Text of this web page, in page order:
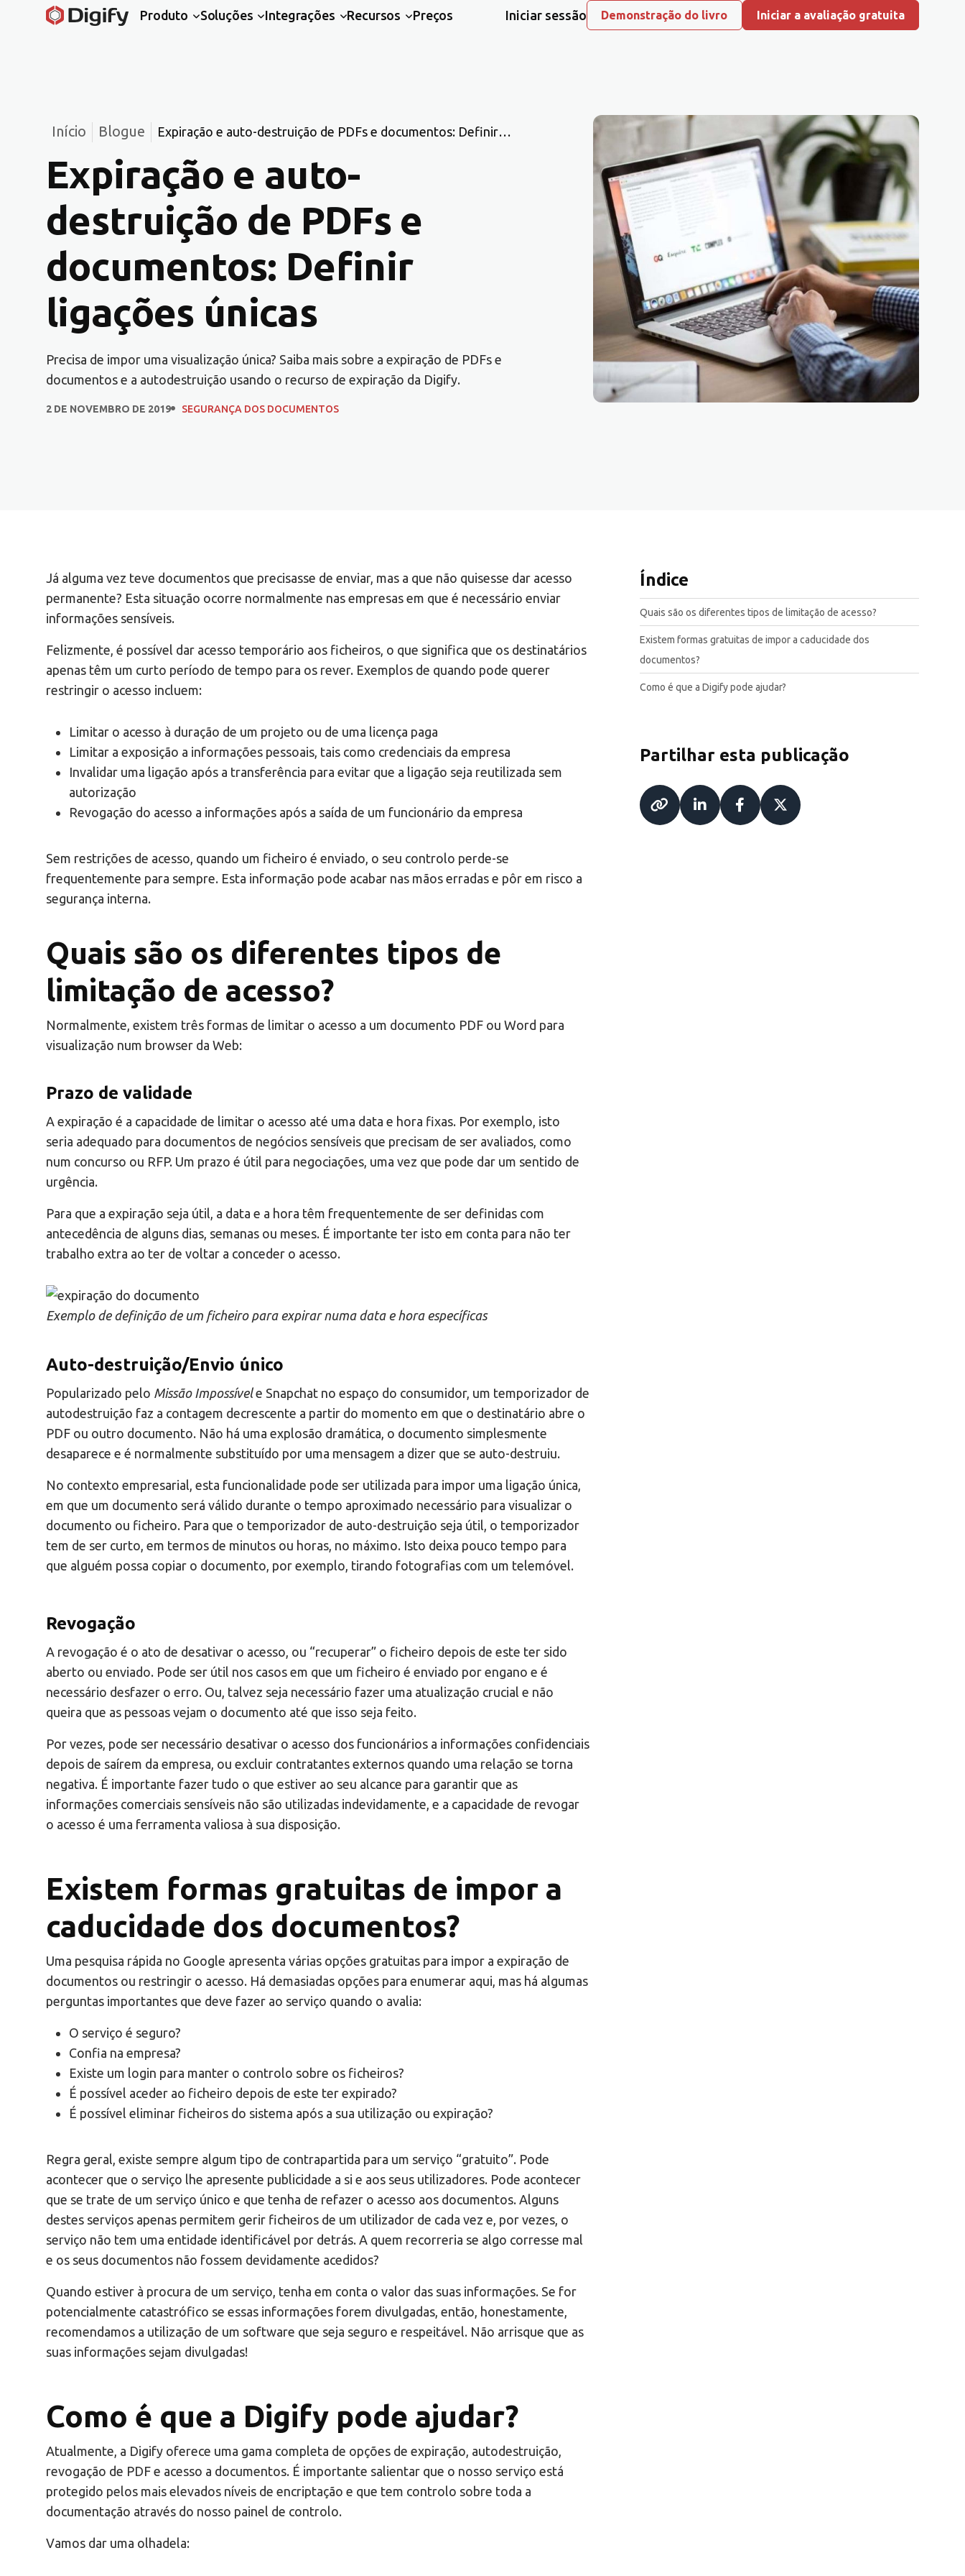
Produto Soluções Integrações Recursos Preços Iniciar sessão Demonstração do livro Iniciar a avaliação gratuita
Início Blogue
Expiração e auto-destruição de PDFs e documentos: Definir
Expiração e auto-
destruição de PDFs e
documentos: Definir
ligações únicas
Precisa de impor uma visualização única? Saiba mais sobre a expiração de PDFs e
documentos e a autodestruição usando o recurso de expiração da Digify.
2 DE NOVEMBRO DE 2019 SEGURANÇA DOS DOCUMENTOS
Já alguma vez teve documentos que precisasse de enviar, mas a que não quisesse dar acesso
permanente? Esta situação ocorre normalmente nas empresas em que é necessário enviar
informações sensíveis.
Felizmente, é possível dar acesso temporário aos ficheiros, o que significa que os destinatários
apenas têm um curto período de tempo para os rever. Exemplos de quando pode querer
restringir o acesso incluem:
Limitar o acesso à duração de um projeto ou de uma licença paga
Limitar a exposição a informações pessoais, tais como credenciais da empresa
Invalidar uma ligação após a transferência para evitar que a ligação seja reutilizada sem
autorização
Revogação do acesso a informações após a saída de um funcionário da empresa
Sem restrições de acesso, quando um ficheiro é enviado, o seu controlo perde-se
frequentemente para sempre. Esta informação pode acabar nas mãos erradas e pôr em risco a
segurança interna.
Quais são os diferentes tipos de
limitação de acesso?
Normalmente, existem três formas de limitar o acesso a um documento PDF ou Word para
visualização num browser da Web:
Prazo de validade
A expiração é a capacidade de limitar o acesso até uma data e hora fixas. Por exemplo, isto
seria adequado para documentos de negócios sensíveis que precisam de ser avaliados, como
num concurso ou RFP. Um prazo é útil para negociações, uma vez que pode dar um sentido de
urgência.
Para que a expiração seja útil, a data e a hora têm frequentemente de ser definidas com
antecedência de alguns dias, semanas ou meses. É importante ter isto em conta para não ter
trabalho extra ao ter de voltar a conceder o acesso.
Exemplo de definição de um ficheiro para expirar numa data e hora específicas
Auto-destruição/Envio único
Popularizado pelo Missão Impossívele Snapchat no espaço do consumidor, um temporizador de
autodestruição faz a contagem decrescente a partir do momento em que o destinatário abre o
PDF ou outro documento. Não há uma explosão dramática, o documento simplesmente
desaparece e é normalmente substituído por uma mensagem a dizer que se auto-destruiu.
No contexto empresarial, esta funcionalidade pode ser utilizada para impor uma ligação única,
em que um documento será válido durante o tempo aproximado necessário para visualizar o
documento ou ficheiro. Para que o temporizador de auto-destruição seja útil, o temporizador
tem de ser curto, em termos de minutos ou horas, no máximo. Isto deixa pouco tempo para
que alguém possa copiar o documento, por exemplo, tirando fotografias com um telemóvel.
Revogação
A revogação é o ato de desativar o acesso, ou “recuperar” o ficheiro depois de este ter sido
aberto ou enviado. Pode ser útil nos casos em que um ficheiro é enviado por engano e é
necessário desfazer o erro. Ou, talvez seja necessário fazer uma atualização crucial e não
queira que as pessoas vejam o documento até que isso seja feito.
Por vezes, pode ser necessário desativar o acesso dos funcionários a informações confidenciais
depois de saírem da empresa, ou excluir contratantes externos quando uma relação se torna
negativa. É importante fazer tudo o que estiver ao seu alcance para garantir que as
informações comerciais sensíveis não são utilizadas indevidamente, e a capacidade de revogar
o acesso é uma ferramenta valiosa à sua disposição.
Existem formas gratuitas de impor a
caducidade dos documentos?
Uma pesquisa rápida no Google apresenta várias opções gratuitas para impor a expiração de
documentos ou restringir o acesso. Há demasiadas opções para enumerar aqui, mas há algumas
perguntas importantes que deve fazer ao serviço quando o avalia:
O serviço é seguro?
Confia na empresa?
Existe um login para manter o controlo sobre os ficheiros?
É possível aceder ao ficheiro depois de este ter expirado?
É possível eliminar ficheiros do sistema após a sua utilização ou expiração?
Regra geral, existe sempre algum tipo de contrapartida para um serviço “gratuito”. Pode
acontecer que o serviço lhe apresente publicidade a si e aos seus utilizadores. Pode acontecer
que se trate de um serviço único e que tenha de refazer o acesso aos documentos. Alguns
destes serviços apenas permitem gerir ficheiros de um utilizador de cada vez e, por vezes, o
serviço não tem uma entidade identificável por detrás. A quem recorreria se algo corresse mal
e os seus documentos não fossem devidamente acedidos?
Quando estiver à procura de um serviço, tenha em conta o valor das suas informações. Se for
potencialmente catastrófico se essas informações forem divulgadas, então, honestamente,
recomendamos a utilização de um software que seja seguro e respeitável. Não arrisque que as
suas informações sejam divulgadas!
Como é que a Digify pode ajudar?
Atualmente, a Digify oferece uma gama completa de opções de expiração, autodestruição,
revogação de PDF e acesso a documentos. É importante salientar que o nosso serviço está
protegido pelos mais elevados níveis de encriptação e que tem controlo sobre toda a
documentação através do nosso painel de controlo.
Vamos dar uma olhadela:
Índice
Quais são os diferentes tipos de limitação de acesso?
Existem formas gratuitas de impor a caducidade dos
documentos?
Como é que a Digify pode ajudar?
Partilhar esta publicação